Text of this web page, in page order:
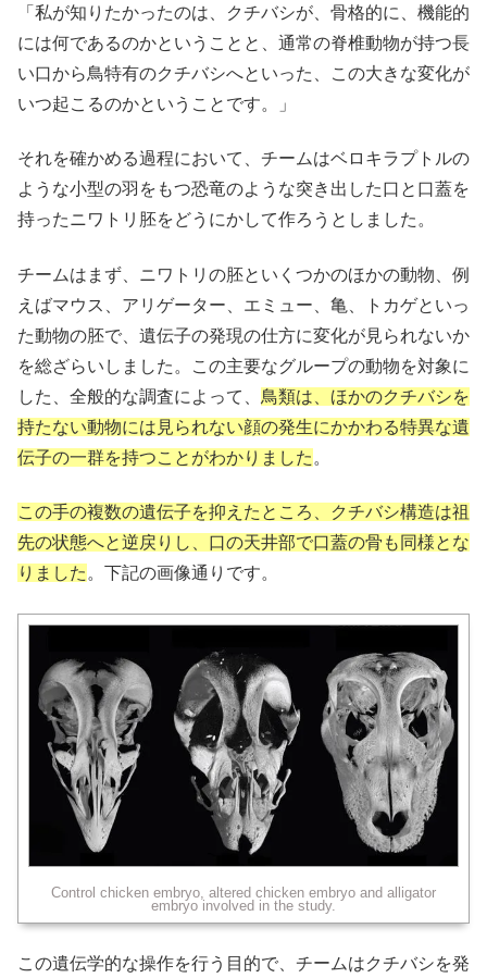
「私が知りたかったのは、クチバシが、骨格的に、機能的
には何であるのかということと、通常の脊椎動物が持つ長
い口から鳥特有のクチバシへといった、この大きな変化が
いつ起こるのかということです。」
それを確かめる過程において、チームはベロキラプトルの
ような小型の羽をもつ恐竜のような突き出した口と口蓋を
持ったニワトリ胚をどうにかして作ろうとしました。
チームはまず、ニワトリの胚といくつかのほかの動物、例
えばマウス、アリゲーター、エミュー、亀、トカゲといっ
た動物の胚で、遺伝子の発現の仕方に変化が見られないか
を総ざらいしました。この主要なグループの動物を対象に
した、全般的な調査によって、 鳥類は、ほかのクチバシを
持たない動物には見られない顔の発生にかかわる特異な遺
伝子の一群を持つことがわかりました 。
この手の複数の遺伝子を抑えたところ、クチバシ構造は祖
先の状態へと逆戻りし、口の天井部で口蓋の骨も同様とな
りました 。下記の画像通りです。
Control chicken embryo, altered chicken embryo and alligator
embryo involved in the study.
この遺伝学的な操作を行う目的で、チームはクチバシを発